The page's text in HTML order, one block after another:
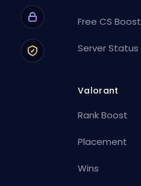
Free CS Boost
Server Status
Valorant
Rank Boost
Placement
Wins